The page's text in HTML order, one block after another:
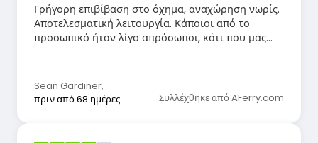
Γρήγορη επιβίβαση στο όχημα, αναχώρηση νωρίς.
Αποτελεσματική λειτουργία. Κάποιοι από το
προσωπικό ήταν λίγο απρόσωποι, κάτι που μας
προσωρινούς εργαζόμενους, καθώς αυτό μπορεί
να βελτιώσει την εμπειρία και την αφοσίωση του
πελάτη. Χαίρομαι που βλέπω χώρο για σκύλους
Sean Gardiner,
πριν από 68 ημέρες
Συλλέχθηκε από AFerry.com